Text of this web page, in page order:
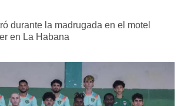
durante la madrugada en el motel
en La Habana